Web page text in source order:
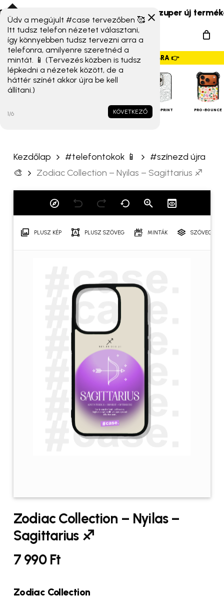
Skip
to
main
content
17T széria) érkeztek! ☀️ Szuper új termékek
search
Menu
GYORSMENÜ SZALAG – HÚZZ JOBBRA 👉
iPHONE
MAGSAFE FULL-PRINT PRO-BOUNCE
Kezdőlap #telefontokok 📱
#színezd újra
🎨
Zodiac Collection – Nyilas – Sagittarius ♐️
PLUSZ KÉP PLUSZ SZÖVEG MINTÁK
Zodiac Collection – Nyilas –
Sagittarius ♐️
7 990 Ft
Zodiac Collection
„Zodiac Collection – Nyilas
– Sagittarius ♐️”
értékelése elsőként
Az e-mail címet nem tesszük
A kötelező mezőket
karakterrel jelöltük
Értékelésed*
Név*
E-mail*
A nevem, e-mail címem, és
weboldalcímem mentése a
böngészőben a következő
hozzászólásomhoz.
Üdv a megújult #case tervezőben 🥰
Itt tudsz telefon nézetet választani,
így könnyebben tudsz tervezni arra a
telefonra, amilyenre szeretnéd a
mintát. 📱 (Tervezés közben is tudsz
lépkedni a nézetek között, de a
háttér színét akkor újra be kell
állítani.)
KÖVETKEZŐ
1/6